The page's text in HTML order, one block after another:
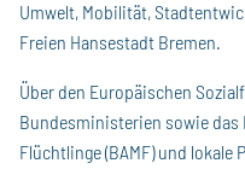
Umwelt, Mobilität,
Freien Hansestadt Bremen.
Über den Europäischen
Bundesministerien sowie
Flüchtlinge (BAMF) und lokale